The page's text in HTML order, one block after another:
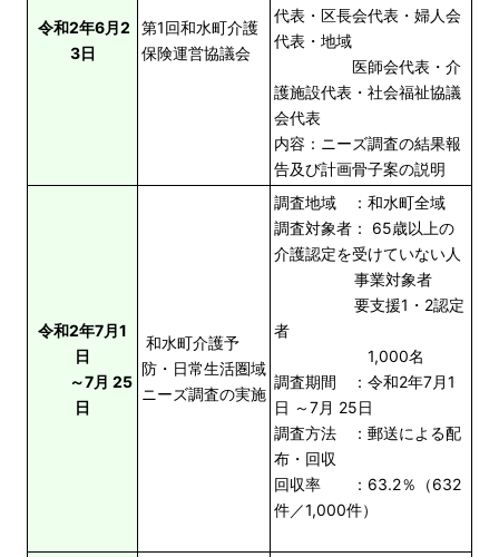
令和2年6月2
3日
第1回和水町介護
保険運営協議会
代表・区長会代表・婦人会
代表・地域
医師会代表・介
護施設代表・社会福祉協議
会代表
内容：ニーズ調査の結果報
告及び計画骨子案の説明
令和2年7月1
日
～7月 25
日
和水町介護予
防・日常生活圏域
ニーズ調査の実施
調査地域 ：和水町全域
調査対象者： 65歳以上の
介護認定を受けていない人
事業対象者
要支援1・2認定
者
1,000名
調査期間 ：令和2年7月1
日 ～7月 25日
調査方法 ：郵送による配
布・回収
回収率 ：63.2％（632
件／1,000件）